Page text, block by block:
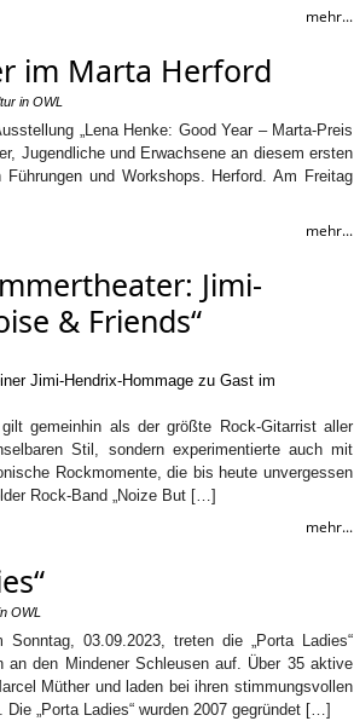
mehr...
im Marta Herford
in OWL
„Lena Henke: Good Year – Marta-Preis
Jugendliche und Erwachsene an diesem ersten
und Workshops. Herford. Am Freitag
mehr...
Jimi-
& Friends“
gemeinhin als der größte Rock-Gitarrist aller
Stil, sondern experimentierte auch mit
Rockmomente, die bis heute unvergessen
Rock-Band „Noize But […]
mehr...
OWL
Sonntag, 03.09.2023, treten die „Porta Ladies“
den Mindener Schleusen auf. Über 35 aktive
Müther und laden bei ihren stimmungsvollen
„Porta Ladies“ wurden 2007 gegründet […]